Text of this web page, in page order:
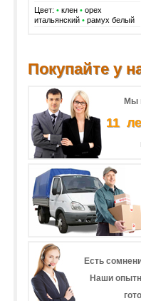
Цвет: • клен • орех
итальянский • рамух белый
Покупайте у
Мы
11
Есть
Наши